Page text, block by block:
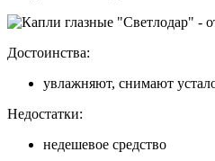
Достоинства:
увлажняют, снимают
Недостатки:
недешевое средство